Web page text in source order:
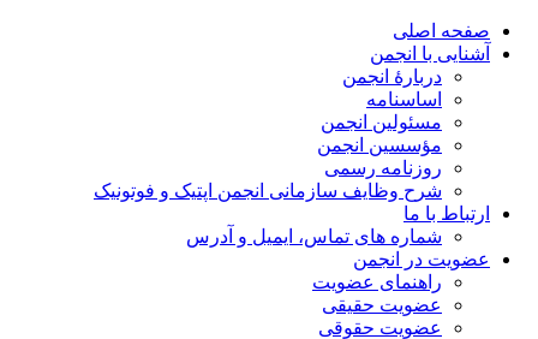
صفحه اصلی
آشنایی با انجمن
دربارۀ انجمن
اساسنامه
مسئولین انجمن
مؤسسین انجمن
روزنامه رسمی
شرح وظایف سازمانی انجمن اپتیک و فوتونیک
ارتباط با ما
شماره های تماس، ایمیل و آدرس
عضویت در انجمن
راهنمای عضویت
عضویت حقیقی
عضویت حقوقی